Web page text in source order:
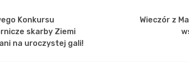
Konkursu
skarby Ziemi
na uroczystej gali!
Wieczór z